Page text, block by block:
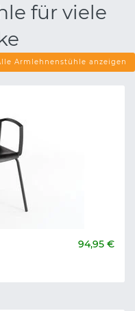
für viele
Armlehnenstühle anzeigen
94,95 €